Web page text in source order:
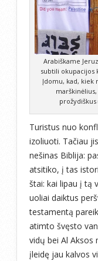
Arabiškame
subtili okupacijos
Įdomu, kad, kiek
prožydiškus
Turistus nuo
izoliuoti. Tačiau
nešinas Biblija:
atsitiko, į tas
štai: kai lipau į tą
uoliai daiktus
testamentą
atimto švęsto
vidų bei Al Aksos
įleidę jau kalvos